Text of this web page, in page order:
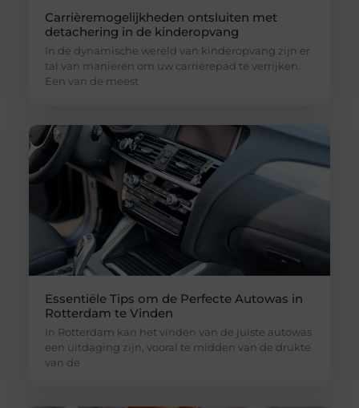
Carrièremogelijkheden ontsluiten met
detachering in de kinderopvang
In de dynamische wereld van kinderopvang zijn er
tal van manieren om uw carrièrepad te verrijken.
Een van de meest
Essentiële Tips om de Perfecte Autowas in
Rotterdam te Vinden
In Rotterdam kan het vinden van de juiste autowas
een uitdaging zijn, vooral te midden van de drukte
van de